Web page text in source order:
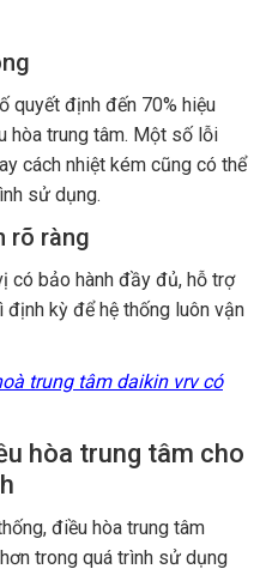
quyết định đến 70% hiệu
hòa trung tâm. Một số lỗi
cách nhiệt kém cũng có thể
sử dụng.
rõ ràng
có bảo hành đầy đủ, hỗ trợ
kỳ để hệ thống luôn vận
trung tâm daikin vrv có
hòa trung tâm cho
điều hòa trung tâm
trong quá trình sử dụng